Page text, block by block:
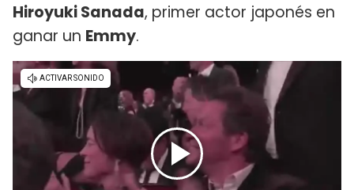
Hiroyuki Sanada, primer actor japonés en
ganar un Emmy.